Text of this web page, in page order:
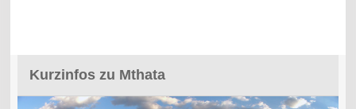
Kurzinfos zu Mthata